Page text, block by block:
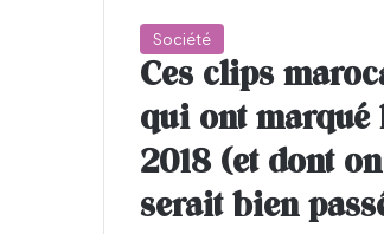
Société
Ces clips
qui ont marqué
2018 (et dont
serait bien